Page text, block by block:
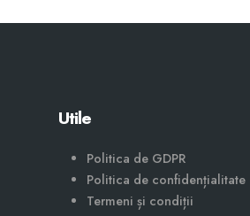
Utile
Politica de GDPR
Politica de confidențialitate
Termeni și condiții